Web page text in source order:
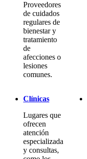
Proveedores
de cuidados
regulares de
bienestar y
tratamiento
de
afecciones o
lesiones
comunes.
Clínicas
Lugares que
ofrecen
atención
especializada
y consultas,